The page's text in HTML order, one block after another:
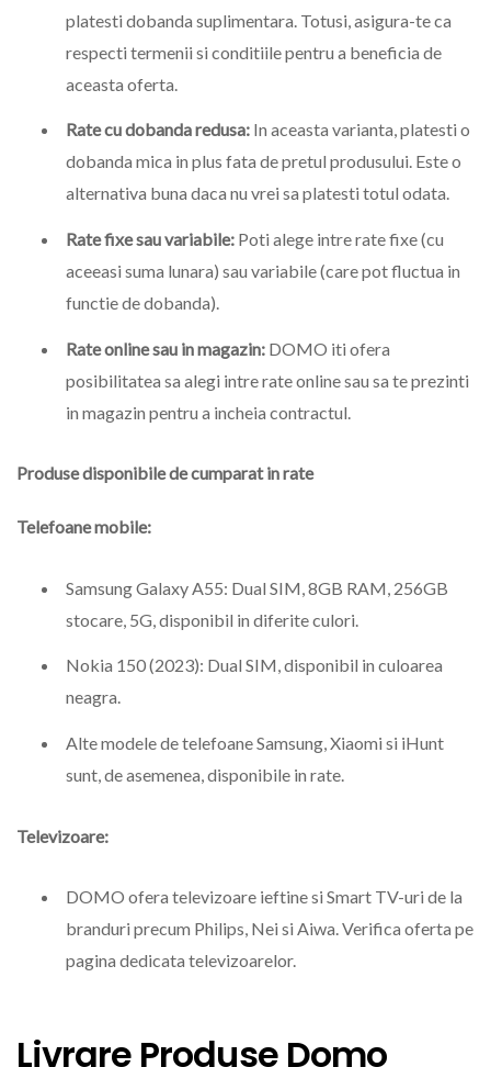
platesti dobanda suplimentara. Totusi, asigura-te ca
respecti termenii si conditiile pentru a beneficia de
aceasta oferta.
Rate cu dobanda redusa: In aceasta varianta, platesti o
dobanda mica in plus fata de pretul produsului. Este o
alternativa buna daca nu vrei sa platesti totul odata.
Rate fixe sau variabile: Poti alege intre rate fixe (cu
aceeasi suma lunara) sau variabile (care pot fluctua in
functie de dobanda).
Rate online sau in magazin: DOMO iti ofera
posibilitatea sa alegi intre rate online sau sa te prezinti
in magazin pentru a incheia contractul.
Produse disponibile de cumparat in rate
Telefoane mobile:
Samsung Galaxy A55: Dual SIM, 8GB RAM, 256GB
stocare, 5G, disponibil in diferite culori.
Nokia 150 (2023): Dual SIM, disponibil in culoarea
neagra.
Alte modele de telefoane Samsung, Xiaomi si iHunt
sunt, de asemenea, disponibile in rate.
Televizoare:
DOMO ofera televizoare ieftine si Smart TV-uri de la
branduri precum Philips, Nei si Aiwa. Verifica oferta pe
pagina dedicata televizoarelor.
Livrare Produse Domo